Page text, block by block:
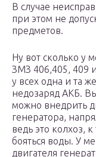
В случае
при этом не
предметов.
Ну вот сколько у
ЗМЗ 406,405, 409
у всех одна и та
недозаряд АКБ.
можно внедрить
генератора,
ведь это колхоз,
бояться воды. У
двигателя